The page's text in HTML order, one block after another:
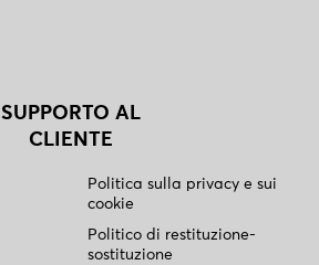
SUPPORTO AL
CLIENTE
Politica sulla privacy e sui
cookie
Politico di restituzione-
sostituzione